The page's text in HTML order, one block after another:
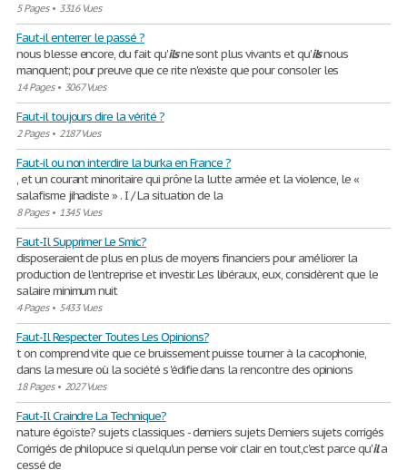
5 Pages• 3316 Vues
Faut-il enterrer le passé ?
nous blesse encore, du fait qu'ilsne sont plus vivants et qu'ilsnous
manquent; pour preuve que ce rite n'existe que pour consoler les
14 Pages• 3067 Vues
Faut-il toujours dire la vérité ?
2 Pages• 2187 Vues
Faut-il ou non interdire la burka en France ?
, et un courant minoritaire qui prône la lutte armée et la violence, le «
salafisme jihadiste » . I / La situation de la
8 Pages• 1345 Vues
Faut-Il Supprimer Le Smic?
disposeraient de plus en plus de moyens financiers ‎pour améliorer la
production de l'entreprise et investir.‎ Les libéraux, eux, considèrent que le
salaire minimum nuit
4 Pages• 5433 Vues
Faut-Il Respecter Toutes Les Opinions?
t on comprend vite que ce bruissement puisse tourner à la cacophonie,
dans la mesure où la société s 'édifie dans la rencontre des opinions
18 Pages• 2027 Vues
Faut-Il Craindre La Technique?
nature égoïste? sujets classiques - derniers sujets Derniers sujets corrigés
Corrigés de philopuce si quelqu'un pense voir clair en tout,c'est parce qu'ila
cessé de